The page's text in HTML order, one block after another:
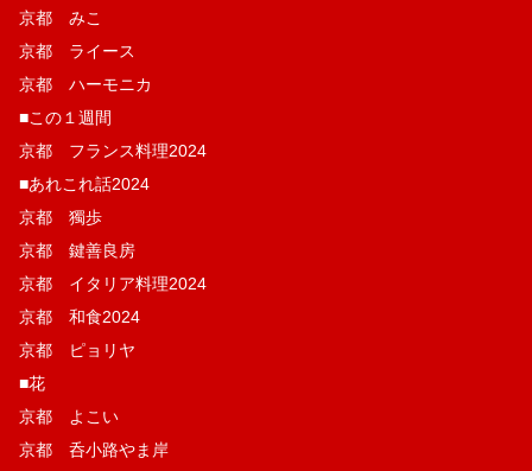
京都 みこ
京都 ライース
京都 ハーモニカ
■この１週間
京都 フランス料理2024
■あれこれ話2024
京都 獨歩
京都 鍵善良房
京都 イタリア料理2024
京都 和食2024
京都 ピョリヤ
■花
京都 よこい
京都 呑小路やま岸